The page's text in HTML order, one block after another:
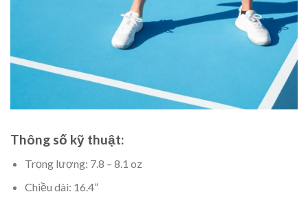
Thông số kỹ thuật:
Trọng lượng: 7.8 – 8.1 oz
Chiều dài: 16.4”